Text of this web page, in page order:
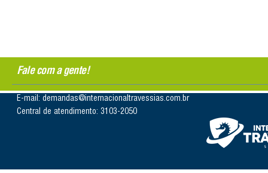
Fale com a gente!
E-mail: demandas@internacionaltravessias.com.br
Central de atendimento: 3103-2050